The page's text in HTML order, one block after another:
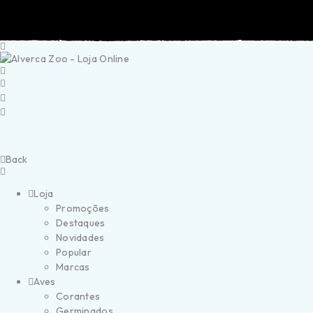
Back
Loja
Promoções
Destaques
Novidades
Popular
Marcas
Aves
Corantes